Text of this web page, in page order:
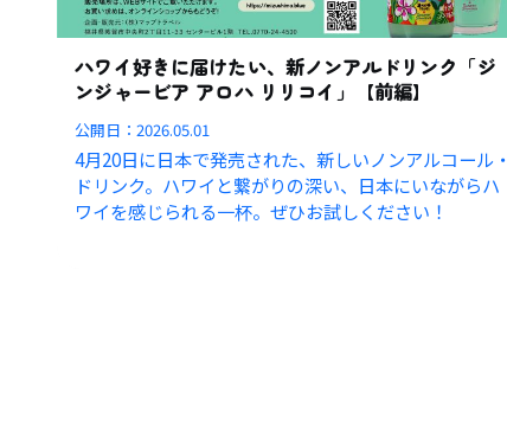
ハワイ好きに届けたい、新ノンアルドリンク「ジ
ンジャービア アロハ リリコイ」【前編】
公開日：2026.05.01
4月20日に日本で発売された、新しいノンアルコール・
ドリンク。ハワイと繋がりの深い、日本にいながらハ
ワイを感じられる一杯。ぜひお試しください！